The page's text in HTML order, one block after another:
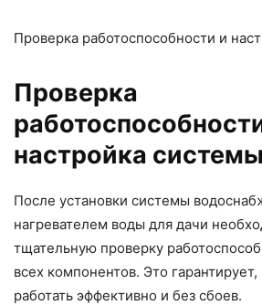
Проверка работоспособности и
Проверка
настройка системы
После установки системы
нагревателем воды для дачи
тщательную проверку
всех компонентов. Это
работать эффективно и без сбоев.